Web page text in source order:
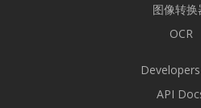
图像转换
OCR
API